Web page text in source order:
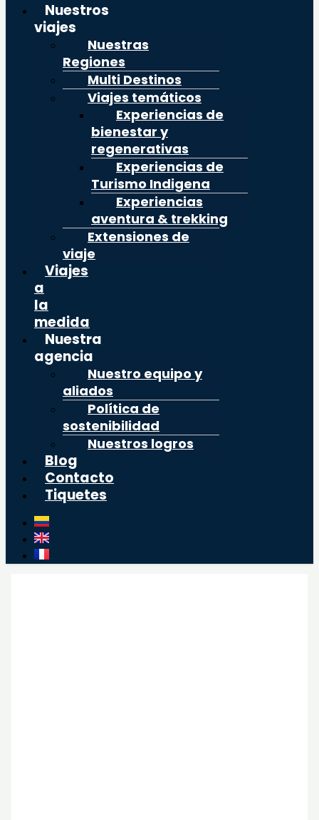
Nuestros
viajes
Nuestras
Regiones
Multi Destinos
Viajes temáticos
Experiencias de
bienestar y
regenerativas
Experiencias de
Turismo Indigena
Experiencias
aventura & trekking
Extensiones de
viaje
Viajes
a
la
medida
Nuestra
agencia
Nuestro equipo y
aliados
Política de
sostenibilidad
Nuestros logros
Blog
Contacto
Tiquetes